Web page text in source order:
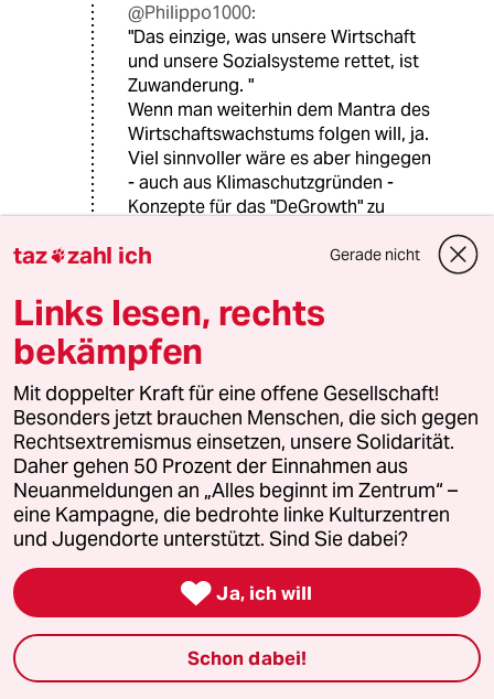
@Philippo1000:
"Das einzige, was unsere Wirtschaft
und unsere Sozialsysteme rettet, ist
Zuwanderung. "
Wenn man weiterhin dem Mantra des
Wirtschaftswachstums folgen will, ja.
Viel sinnvoller wäre es aber hingegen
- auch aus Klimaschutzgründen -
Konzepte für das "DeGrowth" zu
Deutschland langfristig auf 60 Mio
Bekanntermaßen werden in der
Zukunft diverse Arbeitsplätze
verschwinden (durch KI & Co.), damit
einher gehen ein deutlich
entspannterer Wohnungsmarkt,
Renaturierung von aufgegeben
Siedlungen sowie CO2 Verringerung
durch weniger Produktion, Verkehr
und Tourismus.
29.07.2025 12:16 Uhr
@Philippo1000:
Schaut man sich an, was man
während eines Arbeitslebens in die
taz zahl ich Gerade nicht
Links lesen, rechts
bekämpfen
Mit doppelter Kraft für eine offene Gesellschaft!
Besonders jetzt brauchen Menschen, die sich gegen
Rechtsextremismus einsetzen, unsere Solidarität.
Daher gehen 50 Prozent der Einnahmen aus
Neuanmeldungen an „Alles beginnt im Zentrum“ –
eine Kampagne, die bedrohte linke Kulturzentren
und Jugendorte unterstützt. Sind Sie dabei?
 Ja, ich will
Schon dabei!